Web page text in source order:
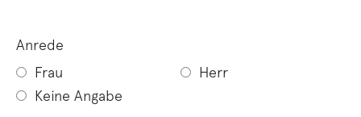
Anrede
Frau
Herr
Keine Angabe